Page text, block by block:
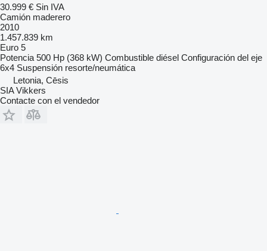
30.999 € Sin IVA
Camión maderero
2010
1.457.839 km
Euro 5
Potencia 500 Hp (368 kW) Combustible diésel Configuración del eje
6x4 Suspensión resorte/neumática
Letonia, Cēsis
SIA Vikkers
Contacte con el vendedor